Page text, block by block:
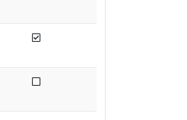
Afgedaan
Niet afgedaan